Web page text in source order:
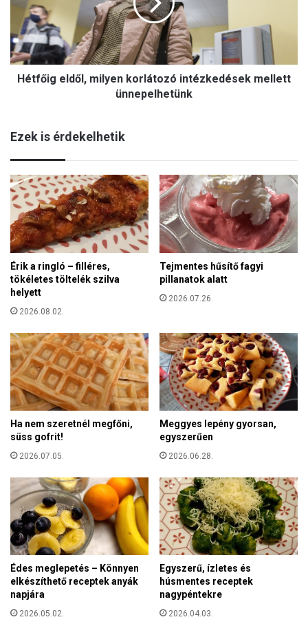
z
a
B
o
k
o
H
r
a
m
t
á
a
d
á
s
á
n
a
k
ő
g
e
l
m
y
e
n
k
o
r
á
t
o
ó
i
n
t
é
z
k
e
d
e
m
e
l
l
e
t
t
Hétfőig eldől, milyen korlátozó intézkedések mellett
ünnepelhetünk
Ezek is érdekelhetik
Érik a ringló – filléres,
tökéletes töltelék szilva
helyett
2026.08.02.
Tejmentes hűsítő fagyi
pillanatok alatt
2026.07.26.
Ha nem szeretnél megfőni,
süss gofrit!
2026.07.05.
Meggyes lepény gyorsan,
egyszerűen
2026.06.28.
Édes meglepetés – Könnyen
elkészíthető receptek anyák
napjára
2026.05.02.
Egyszerű, ízletes és
húsmentes receptek
nagypéntekre
2026.04.03.